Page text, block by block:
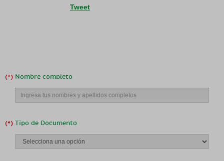
Tweet
Nombre completo
Tipo de Documento